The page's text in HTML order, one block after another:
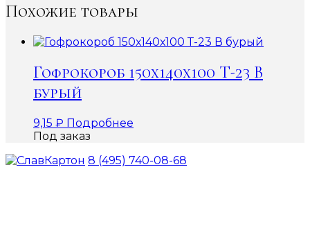
Похожие товары
Гофрокороб 150х140х100 Т-23 В
бурый
9,15 ₽ Подробнее
Под заказ
8 (495) 740-08-68